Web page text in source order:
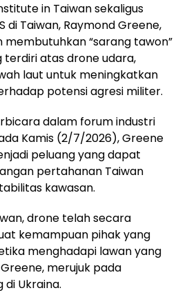
in Taiwan sekaligus
Taiwan, Raymond Greene,
“sarang tawon”
terdiri atas drone udara,
laut untuk meningkatkan
potensi agresi militer.
dalam forum industri
Kamis (2/7/2026), Greene
peluang yang dapat
pertahanan Taiwan
kawasan.
drone telah secara
kemampuan pihak yang
menghadapi lawan yang
merujuk pada
Ukraina.